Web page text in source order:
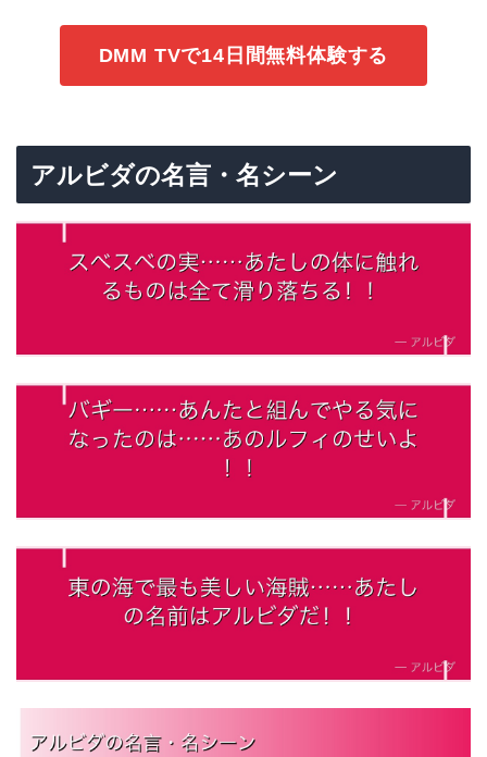
DMM TVで14日間無料体験する
アルビダの名言・名シーン